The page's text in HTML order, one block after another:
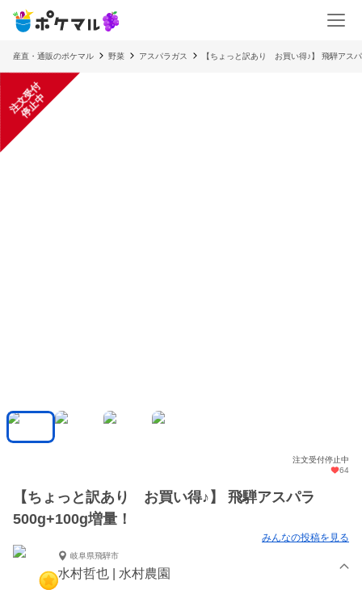
産直・通販のポケマル 野菜 アスパラガス 【ちょっと訳あり お買い得♪】 飛騨アス
注
文
受
付
停
止
中
注文受付停止中
64
【ちょっと訳あり お買い得♪】 飛騨アスパラ
500g+100g増量！
みんなの投稿を見る
岐阜県飛騨市
水村哲也 | 水村農園